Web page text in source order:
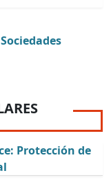
Protección de